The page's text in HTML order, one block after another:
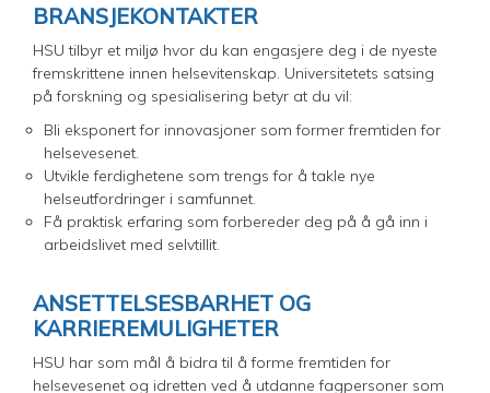
BRANSJEKONTAKTER
HSU tilbyr et miljø hvor du kan engasjere deg i de nyeste
fremskrittene innen helsevitenskap. Universitetets satsing
på forskning og spesialisering betyr at du vil:
Bli eksponert for innovasjoner som former fremtiden for
helsevesenet.
Utvikle ferdighetene som trengs for å takle nye
helseutfordringer i samfunnet.
Få praktisk erfaring som forbereder deg på å gå inn i
arbeidslivet med selvtillit.
ANSETTELSESBARHET OG
KARRIEREMULIGHETER
HSU har som mål å bidra til å forme fremtiden for
helsevesenet og idretten ved å utdanne fagpersoner som